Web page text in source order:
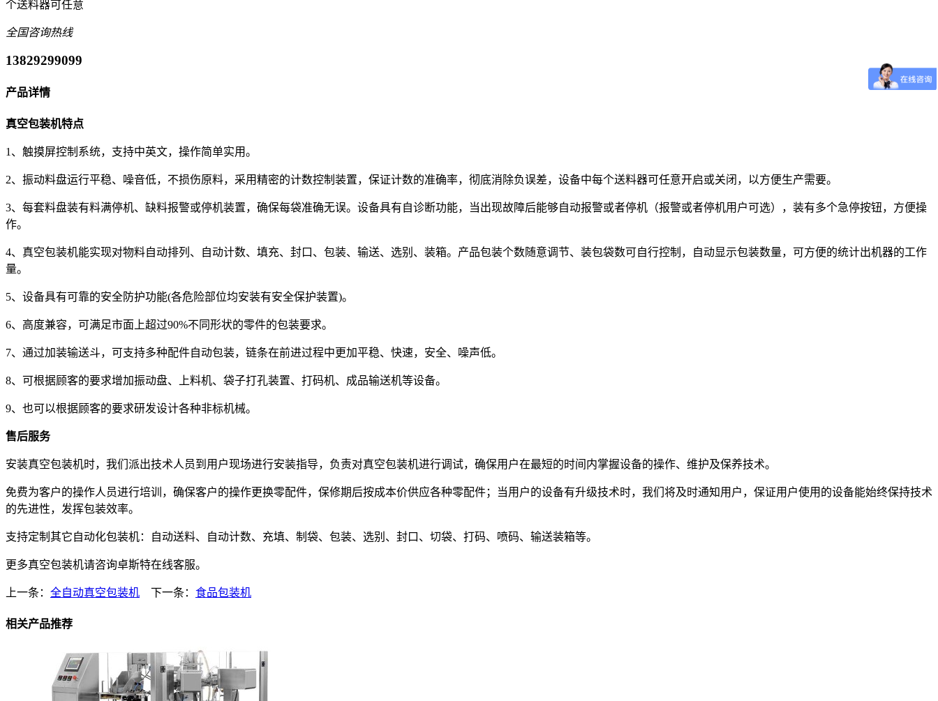
个送料器可任意
全国咨询热线
13829299099
产品详情
真空包装机特点
1、触摸屏控制系统，支持中英文，操作简单实用。
2、振动料盘运行平稳、噪音低，不损伤原料，采用精密的计数控制装置，保证计数的准确率，彻底消除负误差，设备中每个送料器可任意开启或关闭，以方便生产需要。
3、每套料盘装有料满停机、缺料报警或停机装置，确保每袋准确无误。设备具有自诊断功能，当出现故障后能够自动报警或者停机（报警或者停机用户可选），装有多个急停按钮，方便操
作。
4、真空包装机能实现对物料自动排列、自动计数、填充、封口、包装、输送、选别、装箱。产品包装个数随意调节、装包袋数可自行控制，自动显示包装数量，可方便的统计出机器的工作
量。
5、设备具有可靠的安全防护功能(各危险部位均安装有安全保护装置)。
6、高度兼容，可满足市面上超过90%不同形状的零件的包装要求。
7、通过加装输送斗，可支持多种配件自动包装，链条在前进过程中更加平稳、快速，安全、噪声低。
8、可根据顾客的要求增加振动盘、上料机、袋子打孔装置、打码机、成品输送机等设备。
9、也可以根据顾客的要求研发设计各种非标机械。
售后服务
安装真空包装机时，我们派出技术人员到用户现场进行安装指导，负责对真空包装机进行调试，确保用户在最短的时间内掌握设备的操作、维护及保养技术。
免费为客户的操作人员进行培训，确保客户的操作更换零配件，保修期后按成本价供应各种零配件；当用户的设备有升级技术时，我们将及时通知用户，保证用户使用的设备能始终保持技术
的先进性，发挥包装效率。
支持定制其它自动化包装机：自动送料、自动计数、充填、制袋、包装、选别、封口、切袋、打码、喷码、输送装箱等。
更多真空包装机请咨询卓斯特在线客服。
上一条： 全自动真空包装机 下一条： 食品包装机
相关产品推荐